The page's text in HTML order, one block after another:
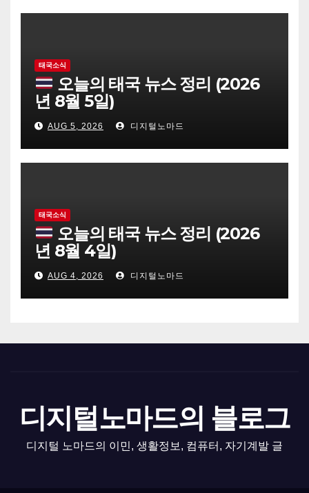
태국소식
오늘의 태국 뉴스 정리 (2026
년 8월 5일)
AUG 5, 2026 디지털노마드
태국소식
오늘의 태국 뉴스 정리 (2026
년 8월 4일)
AUG 4, 2026 디지털노마드
디지털노마드의 블로그
디지털 노마드의 이민, 생활정보, 컴퓨터, 자기계발 글